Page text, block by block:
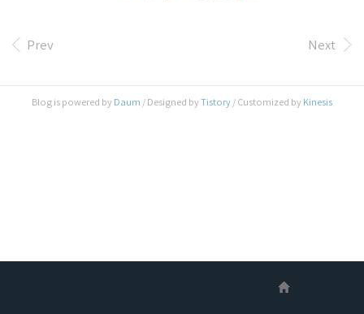
실감하게 되었다는 점 이고, 내용을 확인해 본 결과
도저히 높은 점수를 줄 수는 없을 것 같다는 것 입니
지원 (별 2개) S3D 4.1 버전의 핵심은 MMC 입니다.
최근 FFF 프린트 분야에서 가장 눈에 띈 진전이라
Prev Next
Blog is powered by Daum / Designed byTistory / Customized by Kinesis